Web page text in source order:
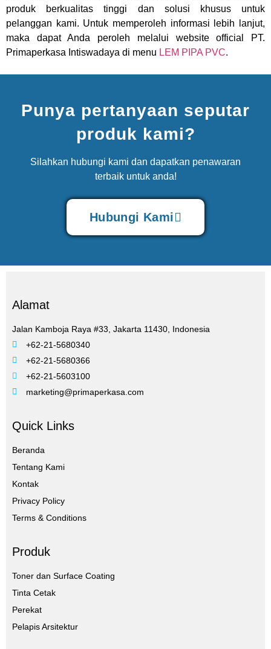
produk berkualitas tinggi dan solusi khusus untuk
pelanggan kami. Untuk memperoleh informasi lebih lanjut,
maka dapat Anda peroleh melalui website official PT.
Primaperkasa Intiswadaya di menu LEM PIPA PVC.
Punya pertanyaan seputar
produk kami?
Silahkan hubungi kami dan dapatkan penawaran
terbaik untuk anda!
Hubungi Kami
Alamat
Jalan Kamboja Raya #33, Jakarta 11430, Indonesia
+62-21-5680340
+62-21-5680366
+62-21-5603100
marketing@primaperkasa.com
Quick Links
Beranda
Tentang Kami
Kontak
Privacy Policy
Terms & Conditions
Produk
Toner dan Surface Coating
Tinta Cetak
Perekat
Pelapis Arsitektur